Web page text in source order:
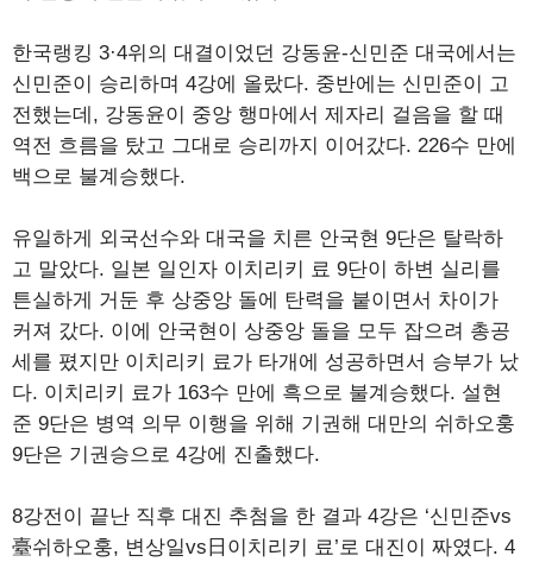
한국랭킹 3·4위의 대결이었던 강동윤-신민준 대국에서는
신민준이 승리하며 4강에 올랐다. 중반에는 신민준이 고
전했는데, 강동윤이 중앙 행마에서 제자리 걸음을 할 때
역전 흐름을 탔고 그대로 승리까지 이어갔다. 226수 만에
백으로 불계승했다.
유일하게 외국선수와 대국을 치른 안국현 9단은 탈락하
고 말았다. 일본 일인자 이치리키 료 9단이 하변 실리를
튼실하게 거둔 후 상중앙 돌에 탄력을 붙이면서 차이가
커져 갔다. 이에 안국현이 상중앙 돌을 모두 잡으려 총공
세를 폈지만 이치리키 료가 타개에 성공하면서 승부가 났
다. 이치리키 료가 163수 만에 흑으로 불계승했다. 설현
준 9단은 병역 의무 이행을 위해 기권해 대만의 쉬하오훙
9단은 기권승으로 4강에 진출했다.
8강전이 끝난 직후 대진 추첨을 한 결과 4강은 ‘신민준vs
臺쉬하오훙, 변상일vs日이치리키 료’로 대진이 짜였다. 4